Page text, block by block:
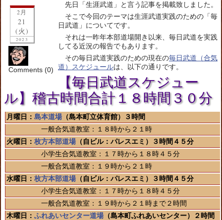
2月
21
(火)
2023
Comments (0)
先日「生涯武道」と言う記事を掲載致しました。
そこで今回のテーマは生涯武道実践のための「毎
日武道」についてです。
それは一昨年本部道場開き以来、毎日武道を実践
してる近況の報告でもあります。
その毎日武道実践のための現在の毎日武道（合気
道）スケジュールは、以下の通りです。
【毎日武道スケジュー
ル】稽古時間合計１８時間３０分
月曜日： 島本道場 （島本町立体育館）３時間
一般合気道教室：１８時から２１時
火曜日： 枚方本部道場 （自ビル：パレスエミ）３時間４５分
小学生合気道教室：１７時から１８時４５分
一般合気道教室：１９時から２１時
水曜日： 枚方本部道場 （自ビル：パレスエミ）３時間４５分
小学生合気道教室：１７時から１８時４５分
一般合気道教室：１９時から２１時まで２時間
木曜日： ふれあいセンター道場 （島本町ふれあいセンター）２時間